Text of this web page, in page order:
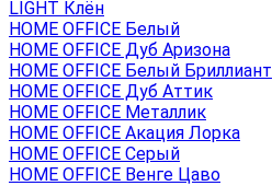
LIGHT Клён
HOME OFFICE Белый
HOME OFFICE Дуб Аризона
HOME OFFICE Белый Бриллиант
HOME OFFICE Дуб Аттик
HOME OFFICE Металлик
HOME OFFICE Акация Лорка
HOME OFFICE Серый
HOME OFFICE Венге Цаво